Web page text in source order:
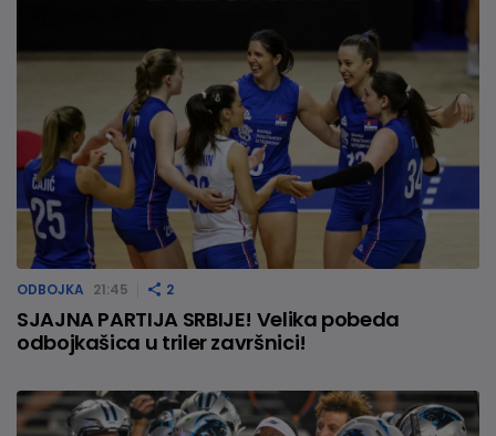
ODBOJKA 21:45 2
SJAJNA PARTIJA SRBIJE! Velika pobeda
odbojkašica u triler završnici!